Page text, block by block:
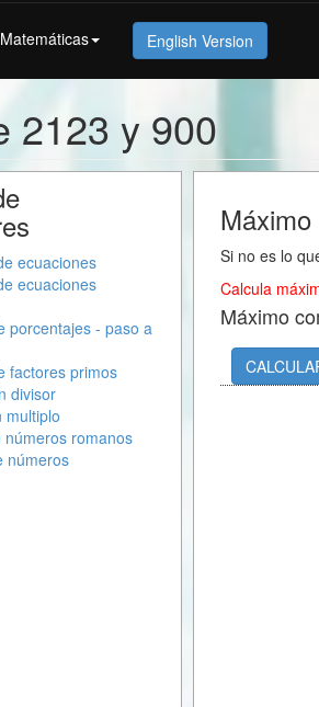
Matemáticas English Version
2123 y 900
Si no es lo
Calcula
Máximo
ecuaciones
ecuaciones
porcentajes - paso a
factores primos
divisor
multiplo
números romanos
números